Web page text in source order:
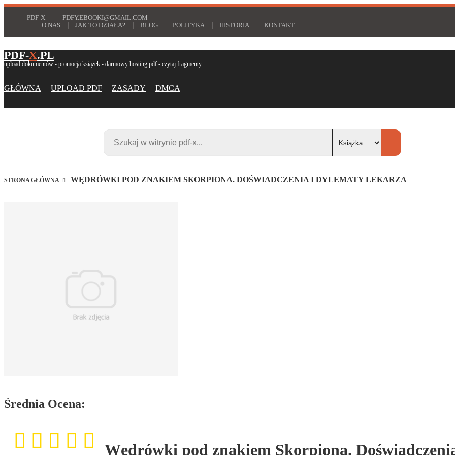
PDF-X
PDFY.EBOOKI@GMAIL.COM
O NAS
JAK TO DZIAŁA? BLOG POLITYKA HISTORIA KONTAKT
PDF-X.PL
upload dokumentów - promocja książek - darmowy hosting pdf - czytaj fragmenty
GŁÓWNA UPLOAD PDF ZASADY DMCA
STRONA GŁÓWNA WĘDRÓWKI POD ZNAKIEM SKORPIONA. DOŚWIADCZENIA I DYLEMATY LEKARZA
Średnia Ocena:
Wędrówki pod znakiem Skorpiona.